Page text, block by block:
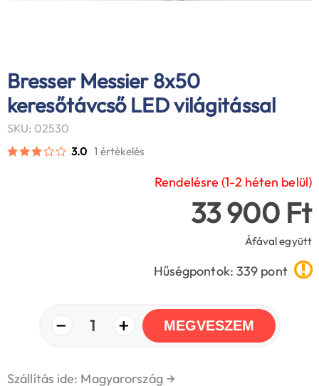
Bresser Messier 8x50
keresőtávcső LED világitással
SKU: 02530
3.0 1 értékelés
Rendelésre (1-2 héten belül)
33 900 Ft
Áfával együtt
Hűségpontok: 339 pont
− 1 + MEGVESZEM
Szállítás ide: Magyarország →